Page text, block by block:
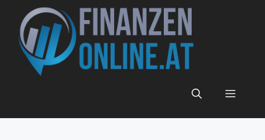
Inhalt
springen
Menü